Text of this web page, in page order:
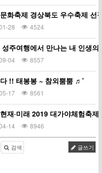
화축제 경상북도 우수축제 선
28 4524
주여행에서 만나는 내 인생의
04 8557
!! 태봉봉 ~ 참외뿜뿜 ♬’
17 8561
재·미래 2019 대가야체험축
14 8946
검색 글쓰기